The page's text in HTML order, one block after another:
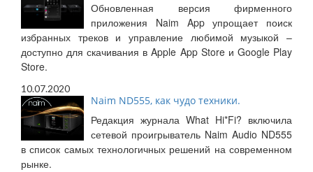
Обновленная версия фирменного
приложения Naim App упрощает поиск
избранных треков и управление любимой музыкой –
доступно для скачивания в Apple App Store и Google Play
Store.
10.07.2020
Naim ND555, как чудо техники.
Редакция журнала What Hi*Fi? включила
сетевой проигрыватель Naim Audio ND555
в список самых технологичных решений на современном
рынке.